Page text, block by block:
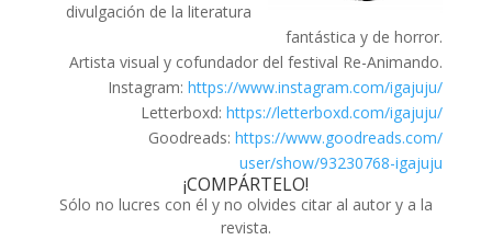
divulgación de la literatura
fantástica y de horror.
Artista visual y cofundador del festival Re-Animando.
Instagram:https://www.instagram.com/igajuju/
Letterboxd:https://letterboxd.com/igajuju/
Goodreads:https://www.goodreads.com/
user/show/93230768-igajuju
¡COMPÁRTELO!
Sólo no lucres con él y no olvides citar al autor y a la
revista.